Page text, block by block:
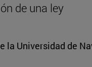
de una ley
la Universidad de